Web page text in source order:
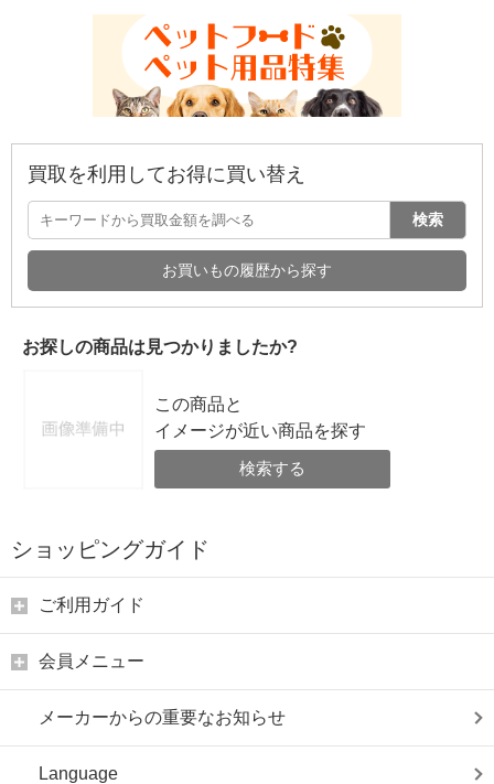
買取を利用してお得に買い替え
検索
お買いもの履歴から探す
お探しの商品は見つかりましたか?
この商品と
イメージが近い商品を探す
検索する
ショッピングガイド
ご利用ガイド
会員メニュー
メーカーからの重要なお知らせ
Language